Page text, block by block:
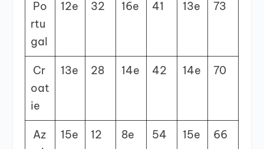
Po
rtu
gal
12e 32 16e 41 13e 73
Cr
oat
ie
13e 28 14e 42 14e 70
Az
15e 12 8e 54 15e 66